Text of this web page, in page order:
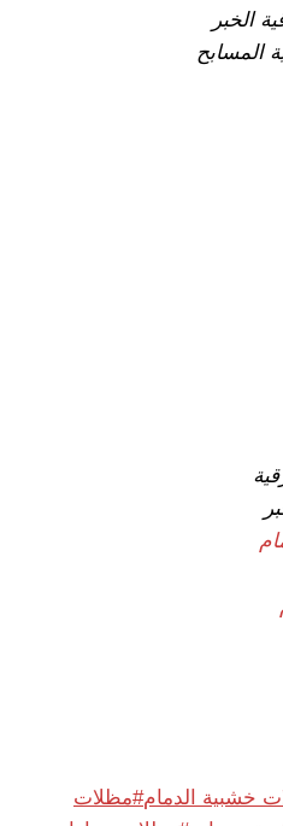
الخبر
المسابح
خشبية الدمام#مظلات